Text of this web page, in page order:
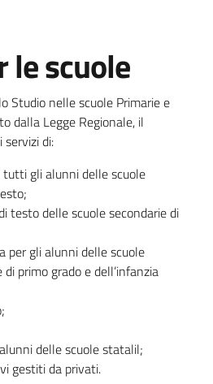
le scuole
Studio nelle scuole Primarie e
dalla Legge Regionale, il
servizi di:
gli alunni delle scuole
testo delle scuole secondarie di
per gli alunni delle scuole
di primo grado e dell’infanzia
delle scuole statalil;
gestiti da privati.